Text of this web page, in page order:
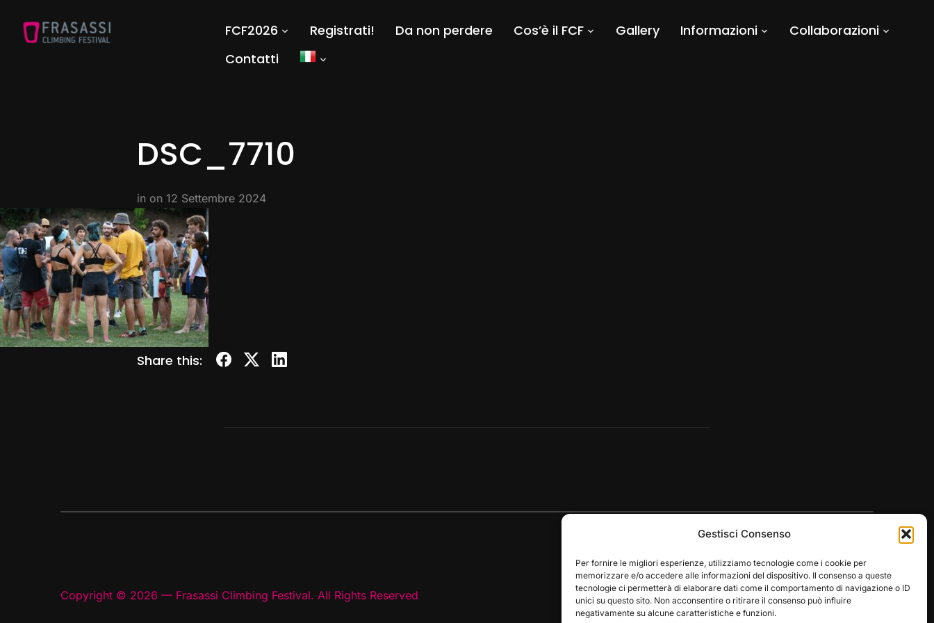
Gestisci Consenso
Per fornire le migliori esperienze, utilizziamo tecnologie come i cookie per
memorizzare e/o accedere alle informazioni del dispositivo. Il consenso a queste
tecnologie ci permetterà di elaborare dati come il comportamento di navigazione o ID
unici su questo sito. Non acconsentire o ritirare il consenso può influire
negativamente su alcune caratteristiche e funzioni.
FCF2026 Registrati! Da non perdere Cos’è il FCF Gallery Informazioni
Collaborazioni
Contatti
DSC_7710
in on 12 Settembre 2024
Share this:
Copyright © 2026 — Frasassi Climbing Festival. All Rights Reserved Designed byWPZOOM